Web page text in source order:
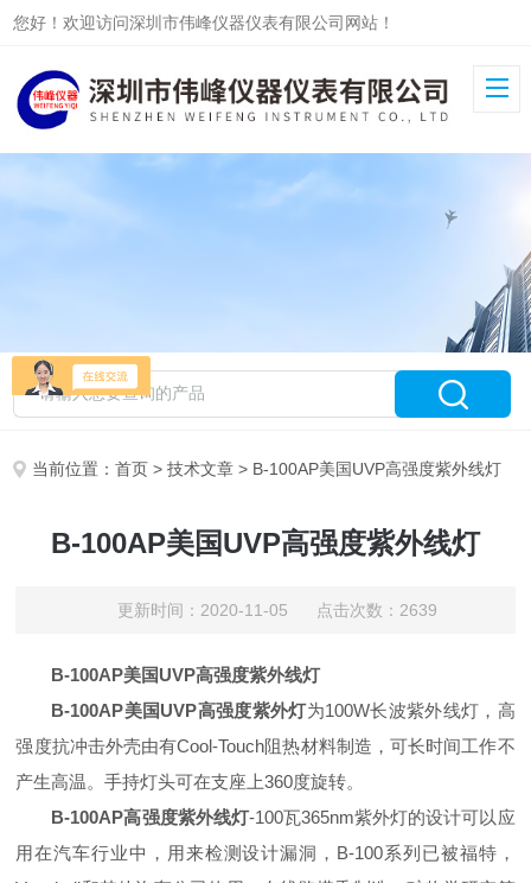
您好！欢迎访问深圳市伟峰仪器仪表有限公司网站！
当前位置：首页 >技术文章 > B-100AP美国UVP高强度紫外线灯
B-100AP美国UVP高强度紫外线灯
更新时间：2020-11-05 点击次数：2639
B-100AP美国UVP高强度紫外线灯
B-100AP美国UVP高强度紫外灯为100W长波紫外线灯，高
强度抗冲击外壳由有Cool-Touch阻热材料制造，可长时间工作不
产生高温。手持灯头可在支座上360度旋转。
B-100AP高强度紫外线灯-100瓦365nm紫外灯的设计可以应
用在汽车行业中，用来检测设计漏洞，B-100系列已被福特，